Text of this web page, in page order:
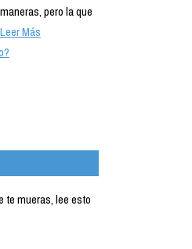
pero la que
Leer Más
te mueras, lee esto